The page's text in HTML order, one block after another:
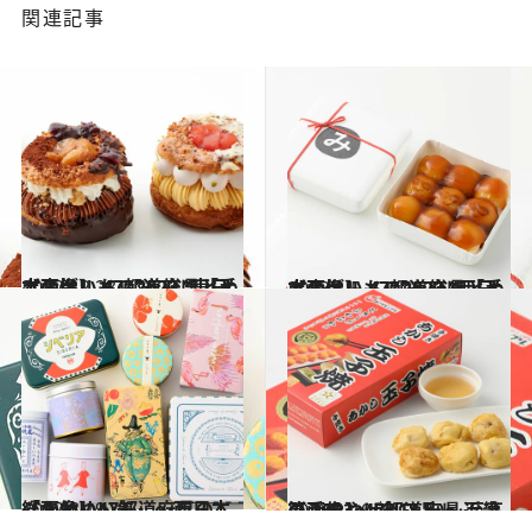
関連記事
2022.12.23
【画像】 47都道府県「手土産グルメ」2023 “東日本の旨いもの”を総まとめ
グルメ 2023.1.5
【画像】 47都道府県「手土産グルメ」2023 “西日本の旨いもの”を総まとめ
グルメ
2022.3.19
【画像】47都道府県の「かわいい缶」～西日本総まとめ～
グルメ 2023.1.10
【画像】47都道府県 至高の手みやげリスト ～近畿篇 2023～(全18品)
グルメ